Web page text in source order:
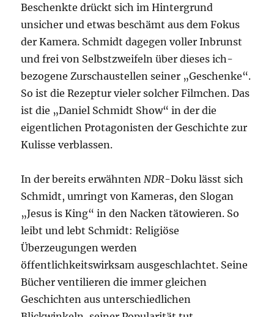
Beschenkte drückt sich im Hintergrund
unsicher und etwas beschämt aus dem Fokus
der Kamera. Schmidt dagegen voller Inbrunst
und frei von Selbstzweifeln über dieses ich-
bezogene Zurschaustellen seiner „Geschenke“.
So ist die Rezeptur vieler solcher Filmchen. Das
ist die „Daniel Schmidt Show“ in der die
eigentlichen Protagonisten der Geschichte zur
Kulisse verblassen.
In der bereits erwähnten NDR-Doku lässt sich
Schmidt, umringt von Kameras, den Slogan
„Jesus is King“ in den Nacken tätowieren. So
leibt und lebt Schmidt: Religiöse
Überzeugungen werden
öffentlichkeitswirksam ausgeschlachtet. Seine
Bücher ventilieren die immer gleichen
Geschichten aus unterschiedlichen